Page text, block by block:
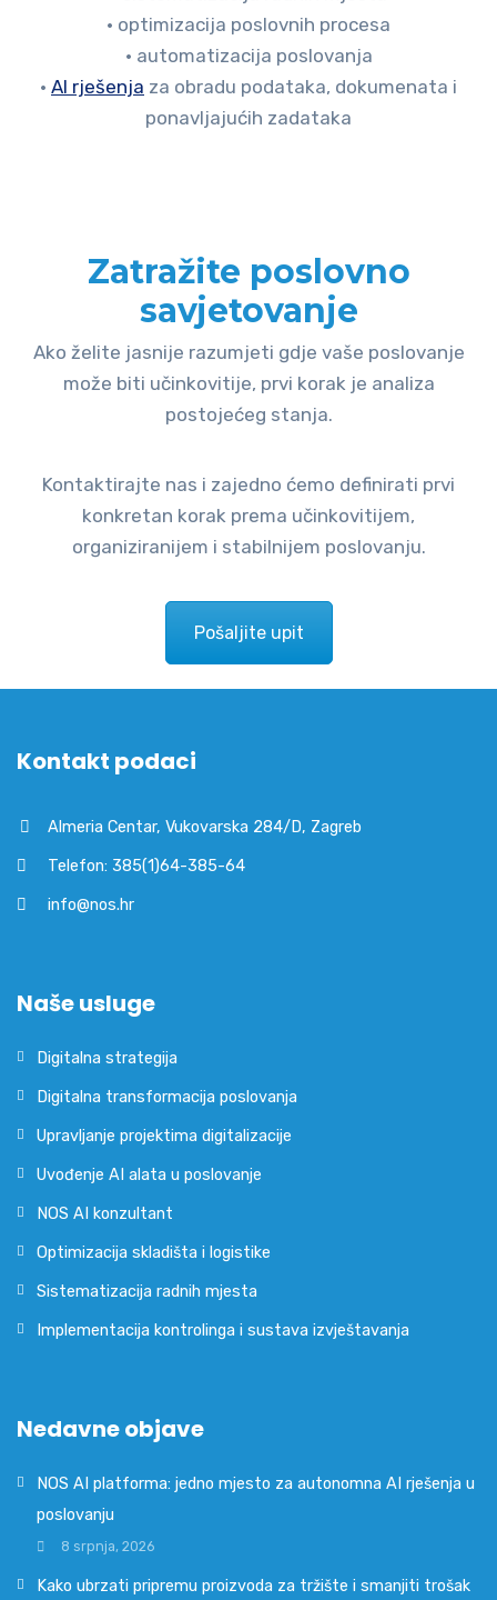
• optimizacija poslovnih procesa
• automatizacija poslovanja
• AI rješenja za obradu podataka, dokumenata i
ponavljajućih zadataka
Zatražite poslovno
savjetovanje
Ako želite jasnije razumjeti gdje vaše poslovanje
može biti učinkovitije, prvi korak je analiza
postojećeg stanja.
Kontaktirajte nas i zajedno ćemo definirati prvi
konkretan korak prema učinkovitijem,
organiziranijem i stabilnijem poslovanju.
Pošaljite upit
Kontakt podaci
Almeria Centar, Vukovarska 284/D, Zagreb
Telefon: 385(1)64-385-64
info@nos.hr
Naše usluge
Digitalna strategija
Digitalna transformacija poslovanja
Upravljanje projektima digitalizacije
Uvođenje AI alata u poslovanje
NOS AI konzultant
Optimizacija skladišta i logistike
Sistematizacija radnih mjesta
Implementacija kontrolinga i sustava izvještavanja
Nedavne objave
NOS AI platforma: jedno mjesto za autonomna AI rješenja u
poslovanju
8 srpnja, 2026
Kako ubrzati pripremu proizvoda za tržište i smanjiti trošak